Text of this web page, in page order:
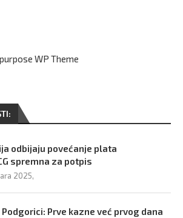
odbijaju povećanje plata
spremna za potpis
2025,
Prve kazne već prvog dana